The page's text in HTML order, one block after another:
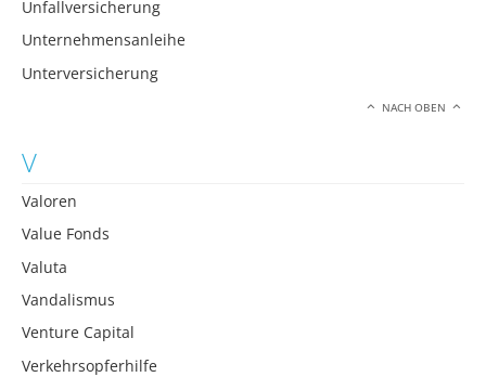
Unfallversicherung
Unternehmensanleihe
Unterversicherung
NACH OBEN
V
Valoren
Value Fonds
Valuta
Vandalismus
Venture Capital
Verkehrsopferhilfe